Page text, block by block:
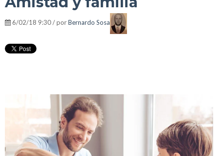
6/02/18 9:30 / porBernardo Sosa